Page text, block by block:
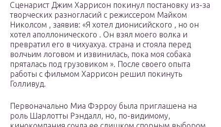
Сценарист Джим Харрисон покинул постановку из-за
творческих разногласий с режиссером Майком
Николсом , заявив: «Я хотел дионисийского , но он
хотел аполлонического . Он взял моего волка и
превратил его в чихуахуа. страна и стояла перед
волчьим логовом и извинилась, пока моя собака
пряталась под грузовиком ». После своего опыта
работы с фильмом Харрисон решил покинуть
Голливуд.
Первоначально Миа Фэрроу была приглашена на
роль Шарлотты Рэндалл, но, по-видимому,